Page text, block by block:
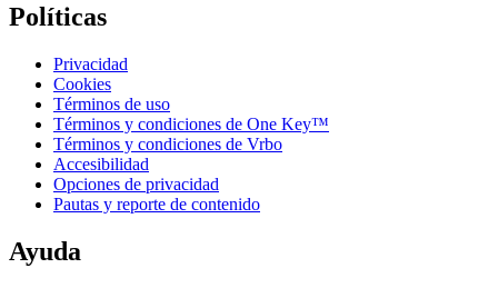
Políticas
Privacidad
Cookies
Términos de uso
Términos y condiciones de One Key™
Términos y condiciones de Vrbo
Accesibilidad
Opciones de privacidad
Pautas y reporte de contenido
Ayuda